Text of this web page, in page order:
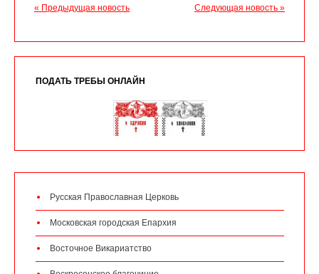
« Предыдущая новость Следующая новость »
ПОДАТЬ ТРЕБЫ ОНЛАЙН
Русская Православная Церковь
Московская городская Епархия
Восточное Викариатство